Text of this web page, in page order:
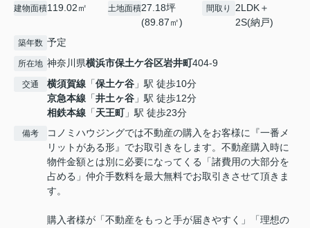
建物面積119.02㎡ 土地面積27.18坪
(89.87㎡)
間取り
2LDK＋
2S(納戸)
築年数 予定
所在地 神奈川県横浜市保土ケ谷区岩井町404-9
交通 横須賀線 「保土ケ谷 」駅 徒歩10分
京急本線 「井土ヶ谷 」駅 徒歩12分
相鉄本線 「天王町」駅 徒歩23分
備考
コノミハウジングでは不動産の購入をお客様に『一番メ
リットがある形』でお取引きをします。不動産購入時に
物件金額とは別に必要になってくる「諸費用の大部分を
占める」仲介手数料を最大無料でお取引きさせて頂きま
す。
購入者様が「不動産をもっと手が届きやすく」「理想の